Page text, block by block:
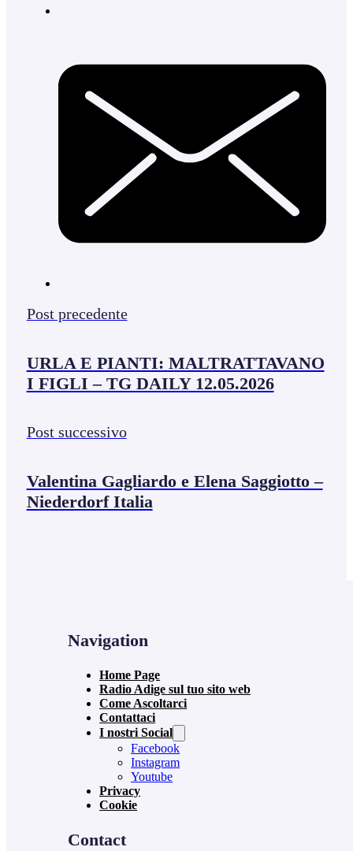
Post precedente
URLA E PIANTI: MALTRATTAVANO
I FIGLI – TG DAILY 12.05.2026
Post successivo
Valentina Gagliardo e Elena Saggiotto –
Niederdorf Italia
Navigation
Home Page
Radio Adige sul tuo sito web
Come Ascoltarci
Contattaci
I nostri Social
Facebook
Instagram
Youtube
Privacy
Cookie
Contact